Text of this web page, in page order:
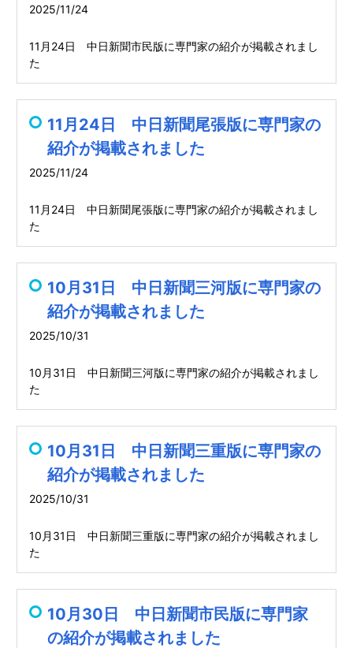
2025/11/24
11月24日 中日新聞市民版に専門家の紹介が掲載されまし
た
11月24日 中日新聞尾張版に専門家の
紹介が掲載されました
2025/11/24
11月24日 中日新聞尾張版に専門家の紹介が掲載されまし
た
10月31日 中日新聞三河版に専門家の
紹介が掲載されました
2025/10/31
10月31日 中日新聞三河版に専門家の紹介が掲載されまし
た
10月31日 中日新聞三重版に専門家の
紹介が掲載されました
2025/10/31
10月31日 中日新聞三重版に専門家の紹介が掲載されまし
た
10月30日 中日新聞市民版に専門家
の紹介が掲載されました